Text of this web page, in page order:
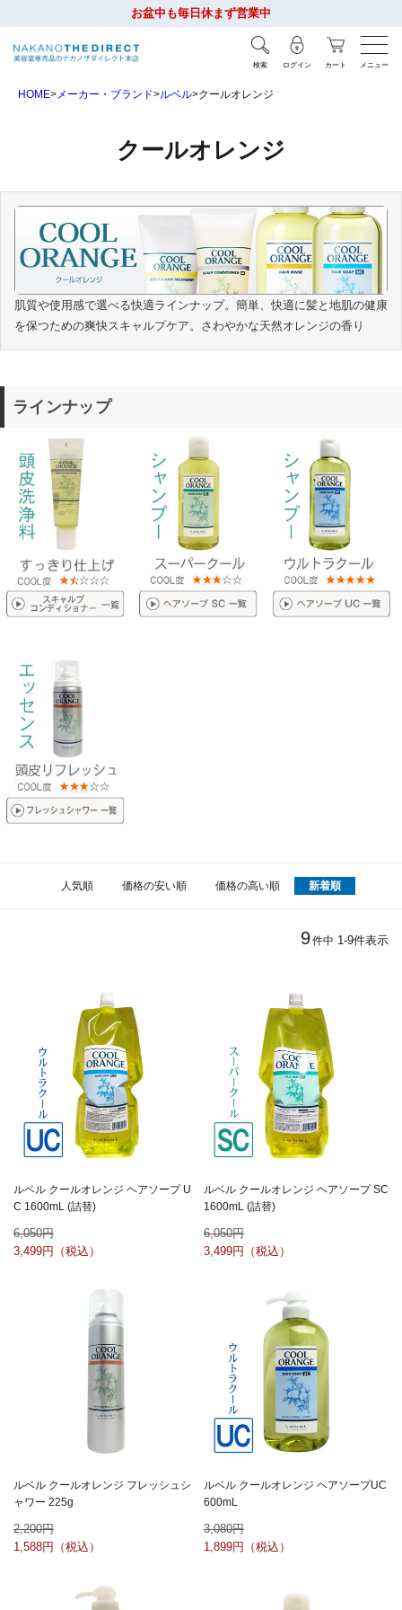
お盆中も毎日休まず営業中
検索 ログイン カート メニュー
HOME メーカー・ブランド ルベル クールオレンジ
クールオレンジ
肌質や使用感で選べる快適ラインナップ。簡単、快適に髪と地肌の健康
を保つための爽快スキャルプケア。さわやかな天然オレンジの香り
ラインナップ
人気順 価格の安い順 価格の高い順 新着順
9件中 1-9件表示
ルベル クールオレンジ ヘアソープ U
C 1600mL (詰替)
6,050
3,499
ルベル クールオレンジ ヘアソープ SC
1600mL (詰替)
6,050
3,499
ルベル クールオレンジ フレッシュシ
ャワー 225g
2,200
1,588
ルベル クールオレンジ ヘアソープUC
600mL
3,080
1,899